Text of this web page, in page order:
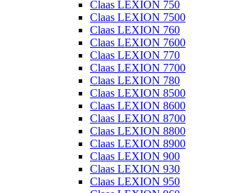
Claas LEXION 750
Claas LEXION 7500
Claas LEXION 760
Claas LEXION 7600
Claas LEXION 770
Claas LEXION 7700
Claas LEXION 780
Claas LEXION 8500
Claas LEXION 8600
Claas LEXION 8700
Claas LEXION 8800
Claas LEXION 8900
Claas LEXION 900
Claas LEXION 930
Claas LEXION 950